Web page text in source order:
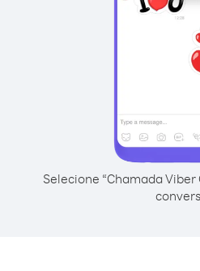
Selecione “Chamada